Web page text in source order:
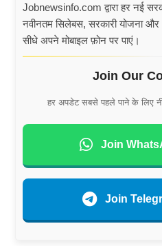
Jobnewsinfo.com द्वारा हर नई
नवीनतम सिलेबस, सरकारी योजना
सीधे अपने मोबाइल फ़ोन पर पाएं।
Join Our
हर अपडेट सबसे पहले पाने के लिए
Join
Join